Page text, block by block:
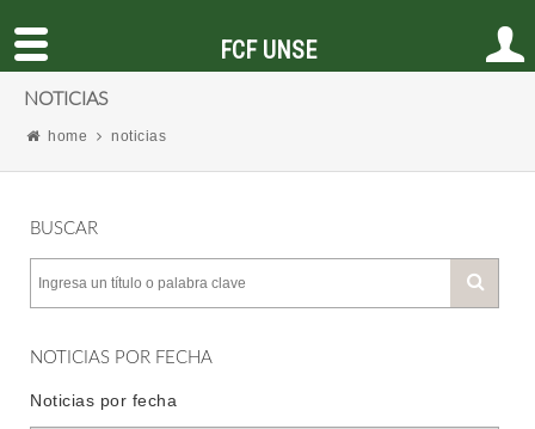
NOTICIAS
home noticias
BUSCAR
NOTICIAS POR FECHA
Noticias por fecha
FCF UNSE